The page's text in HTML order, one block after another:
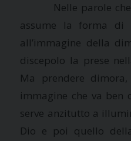
Nelle parole che
assume la forma di
all’immagine della
discepolo la prese
Ma prendere
immagine che va
serve anzitutto a
Dio e poi quello